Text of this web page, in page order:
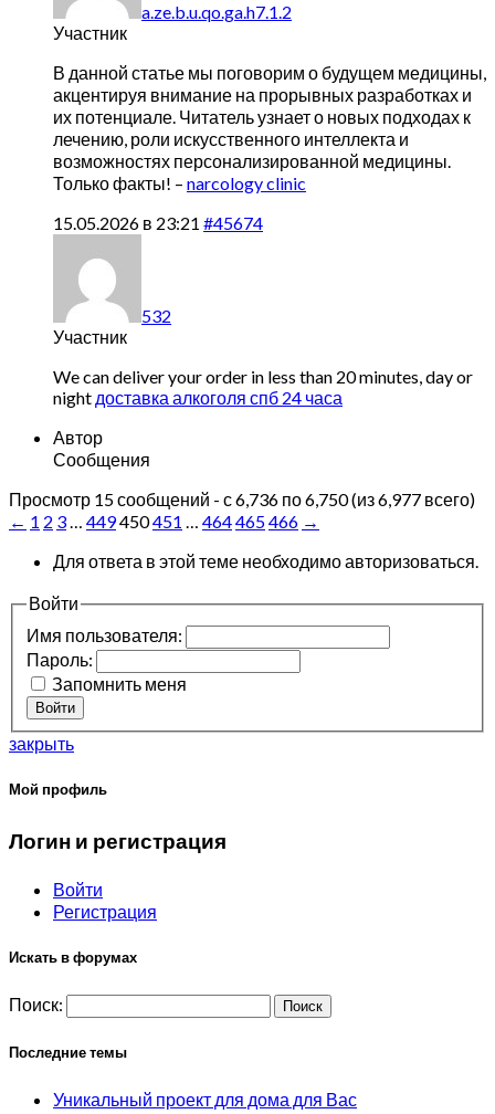
a.ze.b.u.qo.ga.h7.1.2
Участник
В данной статье мы поговорим о будущем медицины,
акцентируя внимание на прорывных разработках и
их потенциале. Читатель узнает о новых подходах к
лечению, роли искусственного интеллекта и
возможностях персонализированной медицины.
Только факты! – narcology clinic
15.05.2026 в 23:21 #45674
532
Участник
We can deliver your order in less than 20 minutes, day or
night доставка алкоголя спб 24 часа
Автор
Сообщения
Просмотр 15 сообщений - с 6,736 по 6,750 (из 6,977 всего)
← 1 2 3… 449450451 … 464465466 →
Для ответа в этой теме необходимо авторизоваться.
Войти
Имя пользователя:
Пароль:
Запомнить меня
Войти
закрыть
Мой профиль
Логин и регистрация
Войти
Регистрация
Искать в форумах
Поиск:
Последние темы
Уникальный проект для дома для Вас